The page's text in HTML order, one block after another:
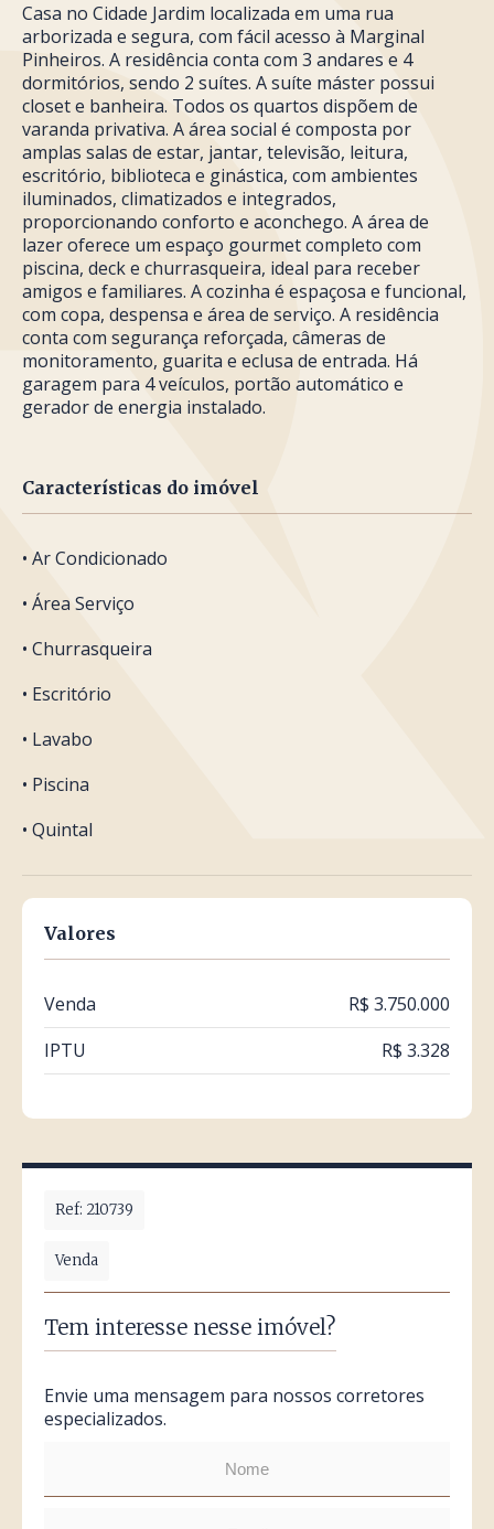
Casa no Cidade Jardim localizada em uma rua
arborizada e segura, com fácil acesso à Marginal
Pinheiros. A residência conta com 3 andares e 4
dormitórios, sendo 2 suítes. A suíte máster possui
closet e banheira. Todos os quartos dispõem de
varanda privativa. A área social é composta por
amplas salas de estar, jantar, televisão, leitura,
escritório, biblioteca e ginástica, com ambientes
iluminados, climatizados e integrados,
proporcionando conforto e aconchego. A área de
lazer oferece um espaço gourmet completo com
piscina, deck e churrasqueira, ideal para receber
amigos e familiares. A cozinha é espaçosa e funcional,
com copa, despensa e área de serviço. A residência
conta com segurança reforçada, câmeras de
monitoramento, guarita e eclusa de entrada. Há
garagem para 4 veículos, portão automático e
gerador de energia instalado.
Características do imóvel
• Ar Condicionado
• Área Serviço
• Churrasqueira
• Escritório
• Lavabo
• Piscina
• Quintal
Valores
Venda
R$ 3.750.000
IPTU
R$ 3.328
Ref: 210739
Venda
Tem interesse nesse imóvel?
Envie uma mensagem para nossos corretores
especializados.